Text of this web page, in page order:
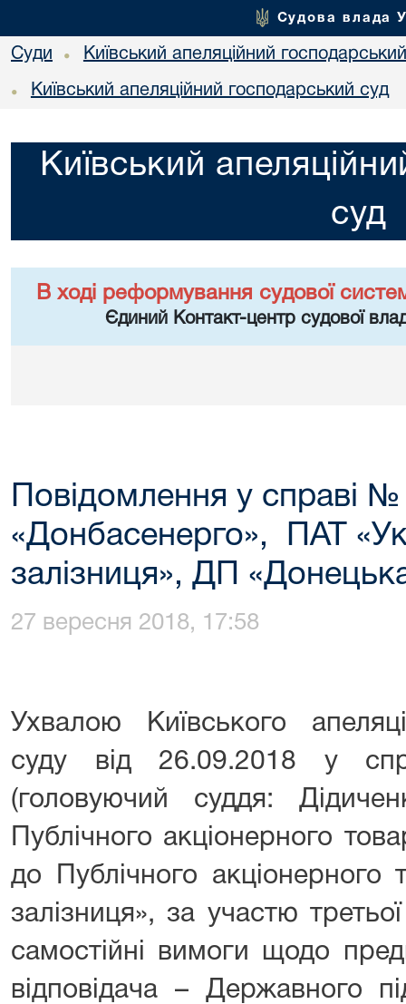
Судова влада
Суди • Київський апеляційний
• Київський апеляційний господарський суд
Київський
суд
В ході реформування судової
Єдиний Контакт-центр судової
Повідомлення у справі
«Донбасенерго», ПАТ
залізниця», ДП
27 вересня 2018, 17:58
Ухвалою Київського
суду від 26.09.2018 у
(головуючий суддя:
Публічного акціонерного
до Публічного акціонерного
залізниця», за участю
самостійні вимоги щодо
відповідача – Державного